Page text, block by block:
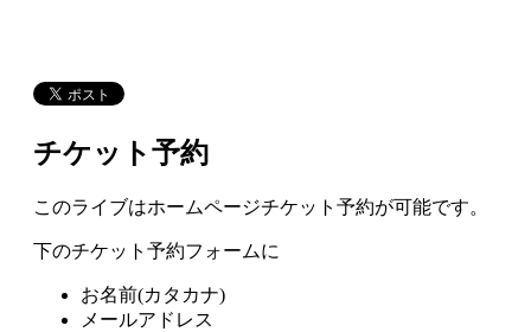
チケット予約
このライブはホームページチケット予約が可能です。
下のチケット予約フォームに
お名前(カタカナ)
メールアドレス